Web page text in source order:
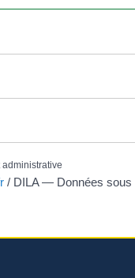
/ DILA — Données sous